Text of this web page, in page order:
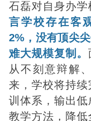
石磊对自身办
言学校存在客
2%，没有顶尖
难大规模复制。
从不刻意辩解
来，学校将持
训体系，输出
教学方法，降